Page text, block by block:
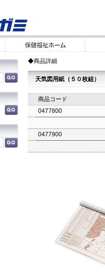
◆商品詳細
天気図用紙（５０枚組）
商品コード
0477800
0477900